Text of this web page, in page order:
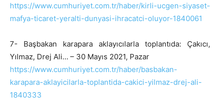
https://www.cumhuriyet.com.tr/haber/kirli-ucgen-siyaset-
mafya-ticaret-yeralti-dunyasi-ihracatci-oluyor-1840061
7- Başbakan karapara aklayıcılarla toplantıda: Çakıcı,
Yılmaz, Drej Ali… – 30 Mayıs 2021, Pazar
https://www.cumhuriyet.com.tr/haber/basbakan-
karapara-aklayicilarla-toplantida-cakici-yilmaz-drej-ali-
1840333